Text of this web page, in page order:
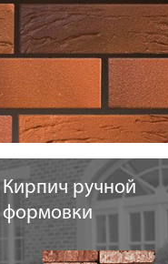
Кирпич ручной
формовки